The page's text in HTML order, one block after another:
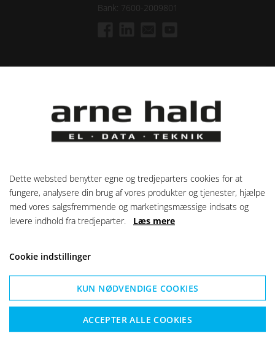
Bank: 7600-2009801
ÅBNINGSTIDER
Mandag:
07.00 - 15.15
Tirsdag:
07.00 - 15.15
Fredag:
07.00 - 14.30
Weekend:
Lukket
Dette websted benytter egne og tredjeparters cookies for at
fungere, analysere din brug af vores produkter og tjenester, hjælpe
med vores salgsfremmende og marketingsmæssige indsats og
levere indhold fra tredjeparter. Læs mere
Cookie indstillinger
KUN NØDVENDIGE COOKIES
ACCEPTER ALLE COOKIES